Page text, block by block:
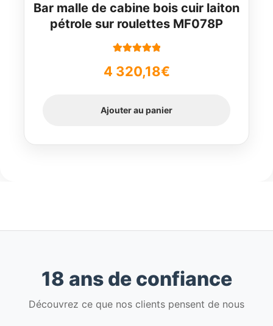
Bar malle de cabine bois cuir laiton
pétrole sur roulettes MF078P
5
4 320,18€
Ajouter au panier
18 ans de confiance
Découvrez ce que nos clients pensent de nous